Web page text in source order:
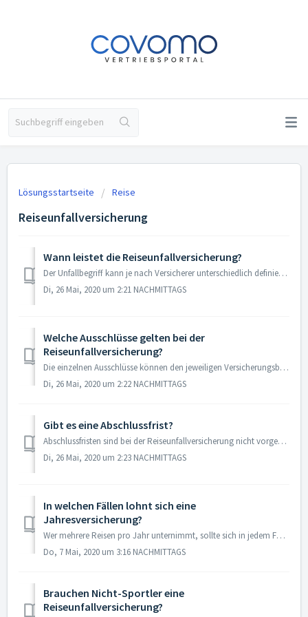
Lösungsstartseite Reise
Reiseunfallversicherung
Wann leistet die Reiseunfallversicherung?
Der Unfallbegriff kann je nach Versicherer unterschiedlich definiert werden. Generell wird darunter ein Ereignis verstanden, welches plötzlich und von Außen...
Di, 26 Mai, 2020 um 2:21 NACHMITTAGS
Welche Ausschlüsse gelten bei der
Reiseunfallversicherung?
Die einzelnen Ausschlüsse können den jeweiligen Versicherungsbedingungen entnommen werden. In jedem Fall vom Versicherungsschutz ausgenommen sind Unfälle di...
Di, 26 Mai, 2020 um 2:22 NACHMITTAGS
Gibt es eine Abschlussfrist?
Abschlussfristen sind bei der Reiseunfallversicherung nicht vorgesehen. Die Police kann demzufolge noch bis zum Abreisetag abgeschlossen werden. Eine Ausnah...
Di, 26 Mai, 2020 um 2:23 NACHMITTAGS
In welchen Fällen lohnt sich eine
Jahresversicherung?
Wer mehrere Reisen pro Jahr unternimmt, sollte sich in jedem Fall Gedanken über eine Jahresversicherung machen. Die Prämien hierfür sind deutlich geringer a...
Do, 7 Mai, 2020 um 3:16 NACHMITTAGS
Brauchen Nicht-Sportler eine
Reiseunfallversicherung?